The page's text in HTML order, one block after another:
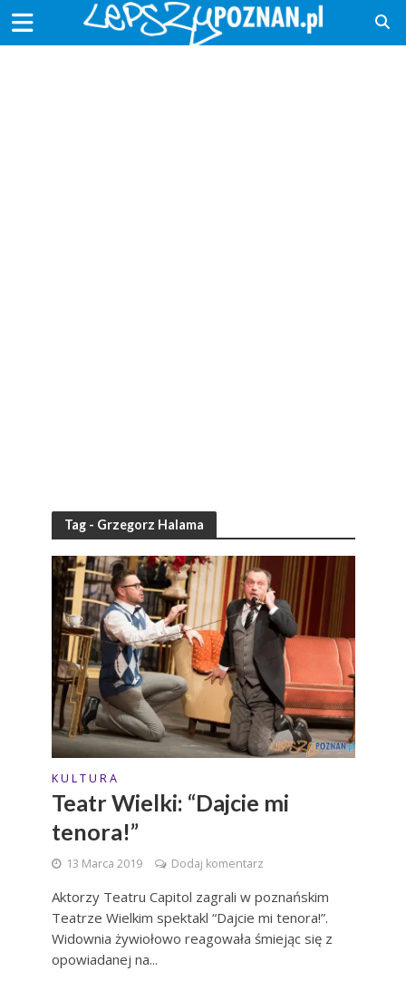
Tag - Grzegorz Halama
K U L T U R A
Teatr Wielki: “Dajcie mi
tenora!”
13 Marca 2019 Dodaj komentarz
Aktorzy Teatru Capitol zagrali w poznańskim
Teatrze Wielkim spektakl “Dajcie mi tenora!”.
Widownia żywiołowo reagowała śmiejąc się z
opowiadanej na...